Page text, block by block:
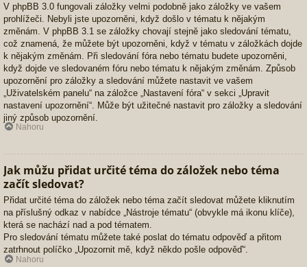
V phpBB 3.0 fungovali záložky velmi podobně jako záložky ve vašem
prohlížeči. Nebyli jste upozorněni, když došlo v tématu k nějakým
změnám. V phpBB 3.1 se záložky chovají stejně jako sledování tématu,
což znamená, že můžete být upozorněni, když v tématu v záložkách dojde
k nějakým změnám. Při sledování fóra nebo tématu budete upozorněni,
když dojde ve sledovaném fóru nebo tématu k nějakým změnám. Způsob
upozornění pro záložky a sledování můžete nastavit ve vašem
„Uživatelském panelu“ na záložce „Nastavení fóra“ v sekci „Upravit
nastavení upozornění“. Může být užitečné nastavit pro záložky a sledování
jiný způsob upozornění.
Nahoru
Jak můžu přidat určité téma do záložek nebo téma
začít sledovat?
Přidat určité téma do záložek nebo téma začít sledovat můžete kliknutím
na příslušný odkaz v nabídce „Nástroje tématu“ (obvykle má ikonu klíče),
která se nachází nad a pod tématem.
Pro sledování tématu můžete také poslat do tématu odpověď a přitom
zatrhnout políčko „Upozornit mě, když někdo pošle odpověď“.
Nahoru